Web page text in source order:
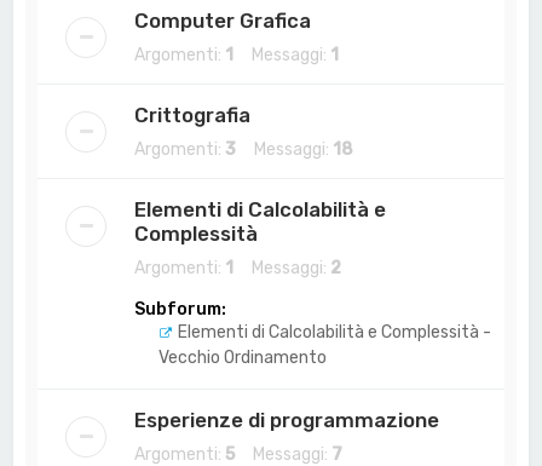
Computer Grafica
Argomenti: 1 Messaggi: 1
Crittografia
Argomenti: 3 Messaggi: 18
Elementi di Calcolabilità e
Complessità
Argomenti: 1 Messaggi: 2
Subforum:
Elementi di Calcolabilità e Complessità -
Vecchio Ordinamento
Esperienze di programmazione
Argomenti: 5 Messaggi: 7